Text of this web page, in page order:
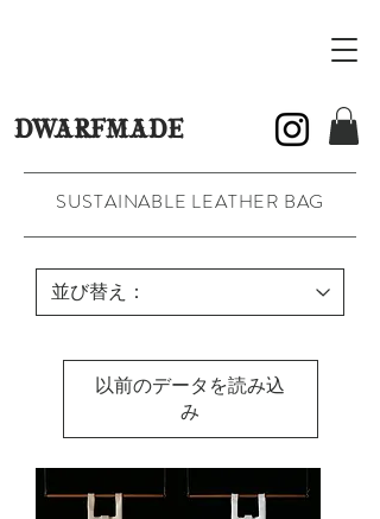
DWARFMADE
SUSTAINABLE LEATHER BAG
以前のデータを読み込
み